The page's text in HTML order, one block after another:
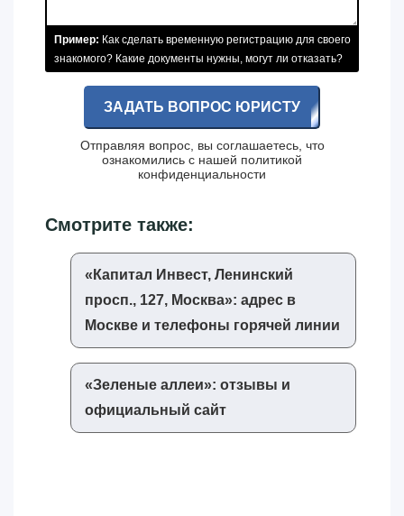
Пример: Как сделать временную регистрацию для своего
знакомого? Какие документы нужны, могут ли отказать?
ЗАДАТЬ ВОПРОС ЮРИСТУ
Отправляя вопрос, вы соглашаетесь, что
ознакомились с нашей политикой
конфиденциальности
Смотрите также:
«‎Капитал Инвест, Ленинский
просп., 127, Москва»‎: адрес в
Москве и телефоны горячей линии
«‎Зеленые аллеи»‎: отзывы и
официальный сайт